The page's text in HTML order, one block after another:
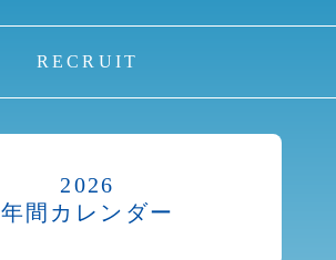
RECRUIT
2026
年間カレンダー